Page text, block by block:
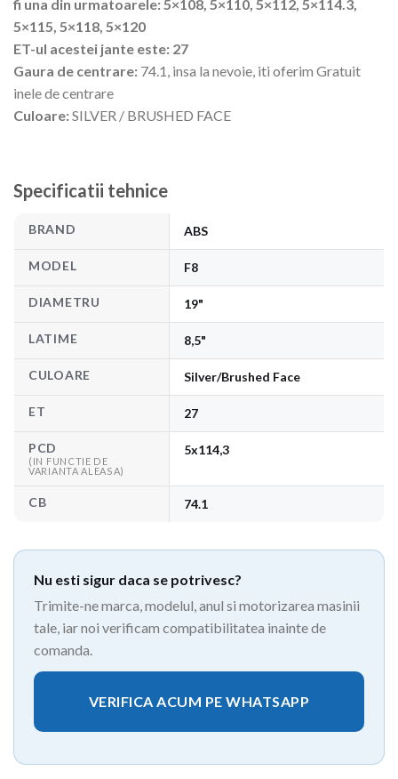
fi una din urmatoarele: 5×108, 5×110, 5×112, 5×114.3,
5×115, 5×118, 5×120
ET-ul acestei jante este: 27
Gaura de centrare: 74.1, insa la nevoie, iti oferim Gratuit
inele de centrare
Culoare:SILVER / BRUSHED FACE
Specificatii tehnice
BRAND ABS
MODEL F8
DIAMETRU 19"
LATIME 8,5"
CULOARE Silver/Brushed Face
ET 27
PCD
(IN FUNCTIE DE
VARIANTA ALEASA)
5x114,3
CB 74.1
Nu esti sigur daca se potrivesc?
Trimite-ne marca, modelul, anul si motorizarea masinii
tale, iar noi verificam compatibilitatea inainte de
comanda.
VERIFICA ACUM PE WHATSAPP